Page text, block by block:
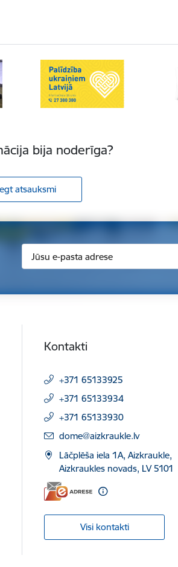
bija noderīga?
atsauksmi
Kontakti
+371 65133925
+371 65133934
+371 65133930
E-pasts:
dome@aizkraukle.lv
Lāčplēša iela 1A, Aizkraukle,
Aizkraukles novads, LV 5101
Visi kontakti